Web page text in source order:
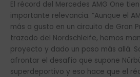
El récord del Mercedes AMG One
importante relevancia. “Aunque el
más a gusto en un circuito de Gran
trazado del Nordschleife, hemos
proyecto y dado un paso más allá.
afrontar el desafío que supone
superdeportivo y eso hace que el